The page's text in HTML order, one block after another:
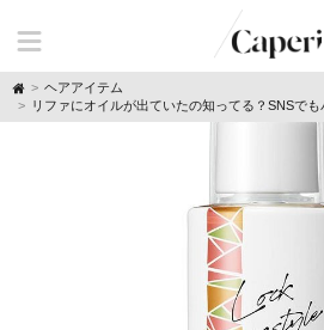
H
o
m
ヘアアイテム
リファにオイルが出ていたの知ってる？SNSでも